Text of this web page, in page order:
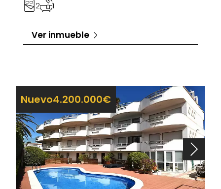
2 1
Ver inmueble
Nuevo4.200.000€